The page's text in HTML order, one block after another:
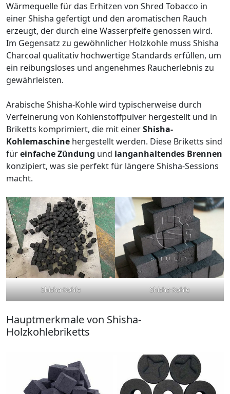
Wärmequelle für das Erhitzen von Shred Tobacco in
einer Shisha gefertigt und den aromatischen Rauch
erzeugt, der durch eine Wasserpfeife genossen wird.
Im Gegensatz zu gewöhnlicher Holzkohle muss Shisha
Charcoal qualitativ hochwertige Standards erfüllen, um
ein reibungsloses und angenehmes Raucherlebnis zu
gewährleisten.
Arabische Shisha-Kohle wird typischerweise durch
Verfeinerung von Kohlenstoffpulver hergestellt und in
Briketts komprimiert, die mit einerShisha-
Kohlemaschine hergestellt werden. Diese Briketts sind
füreinfache Zündung und langanhaltendes Brennen
konzipiert, was sie perfekt für längere Shisha-Sessions
macht.
Shisha-Kohle Shisha-Kohle
Hauptmerkmale von Shisha-
Holzkohlebriketts